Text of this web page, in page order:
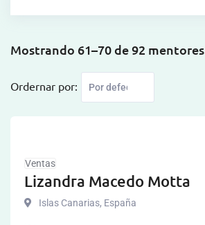
Mostrando 61–70 de 92 mentores
Ordernar por:
Ventas
Lizandra Macedo Motta
Islas Canarias, España